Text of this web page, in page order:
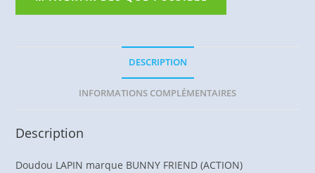
DESCRIPTION
INFORMATIONS COMPLÉMENTAIRES
Description
Doudou LAPIN marque BUNNY FRIEND (ACTION)